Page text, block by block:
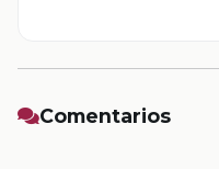
Comentarios